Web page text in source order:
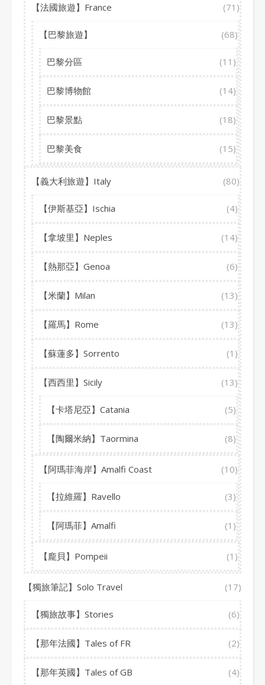
【法國旅遊】France (71)
【巴黎旅遊】 (68)
巴黎分區 (11)
巴黎博物館 (14)
巴黎景點 (18)
巴黎美食 (15)
【義大利旅遊】Italy (80)
【伊斯基亞】Ischia (4)
【拿坡里】Neples (14)
【熱那亞】Genoa (6)
【米蘭】Milan (13)
【羅馬】Rome (13)
【蘇蓮多】Sorrento (1)
【西西里】Sicily (13)
【卡塔尼亞】Catania (5)
【陶爾米納】Taormina (8)
【阿瑪菲海岸】Amalfi Coast (10)
【拉維羅】Ravello (3)
【阿瑪菲】Amalfi (1)
【龐貝】Pompeii (1)
【獨旅筆記】Solo Travel (17)
【獨旅故事】Stories (6)
【那年法國】Tales of FR (2)
【那年英國】Tales of GB (4)